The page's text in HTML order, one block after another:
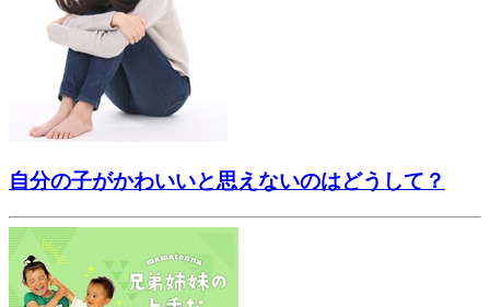
自分の子がかわいいと思えないのはどうして？